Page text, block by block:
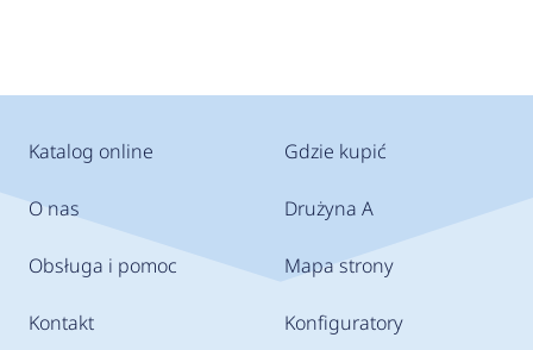
Katalog online
O nas
Obsługa i pomoc
Kontakt
Gdzie kupić
Drużyna A
Mapa strony
Konfiguratory